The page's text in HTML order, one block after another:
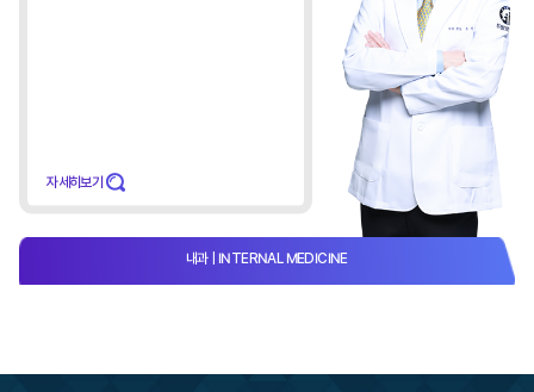
자세히보기
내과 | INTERNAL MEDICINE